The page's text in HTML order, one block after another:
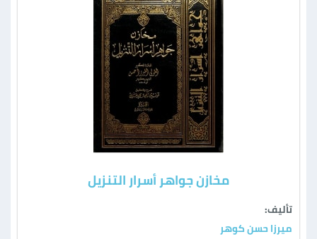
مخازن جواهر أسرار التنزيل
تأليف:
ميرزا حسن كوهر